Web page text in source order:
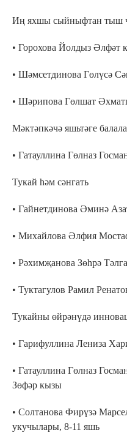
Иң яхшы сыйныфтан тыш
• Горохова Йолдыз Әлфәт
• Шәмсетдинова Гөлүсә
• Шәрипова Гөлшат
Мәктәпкәчә яшьтәге
• Гатауллина Гөлназ
Тукай һәм сәнгать
• Гайнетдинова Әминә
• Михайлова Әлфия
• Рәхимҗанова Зөһрә
• Туктагулов Рамил
Тукайны өйрәнүдә
• Гарифуллина Лениза
• Гатауллина Гөлназ
Зөфәр кызы
• Солтанова Фирүзә
укучылары, 8-11 яшь